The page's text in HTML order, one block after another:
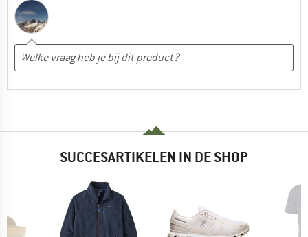
SUCCESARTIKELEN IN DE SHOP